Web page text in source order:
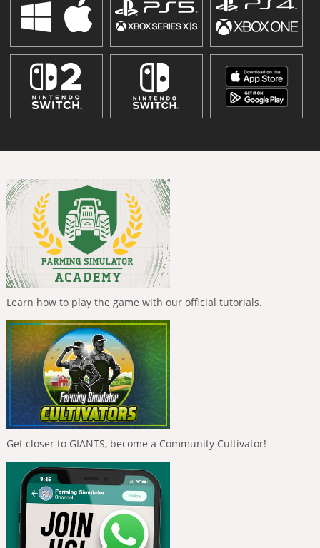
Learn how to play the game with our official tutorials.
Get closer to GIANTS, become a Community Cultivator!